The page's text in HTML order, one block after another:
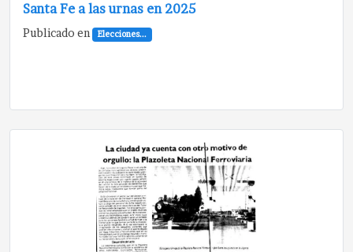
Santa Fe a las urnas en 2025
Publicado en Elecciones...